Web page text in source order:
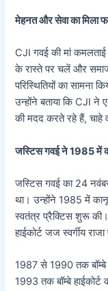
मेहनत और सेवा का मिला
CJI गवई की मां कमलताई
के रास्ते पर चलें और
परिस्थितियों का
उन्होंने बताया कि CJI
की मदद करते रहे हैं, चाहे
जस्टिस गवई ने 1985 में
जस्टिस गवई का 24
था। उन्होंने 1985 में
स्वतंत्र प्रैक्टिस शुरू
हाईकोर्ट जज स्वर्गीय
1987 से 1990 तक
1993 तक बॉम्बे